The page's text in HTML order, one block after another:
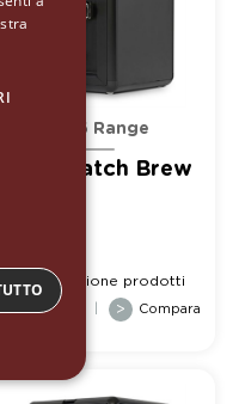
Sg85 Range
Sg85 Batch Brew
Comparazione prodotti
> Compara
SPANISH